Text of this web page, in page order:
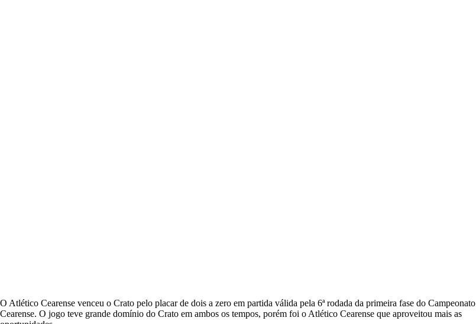
O Atlético Cearense venceu o Crato pelo placar de dois a zero em partida válida pela 6ª rodada da primeira fase do Campeonato
Cearense. O jogo teve grande domínio do Crato em ambos os tempos, porém foi o Atlético Cearense que aproveitou mais as